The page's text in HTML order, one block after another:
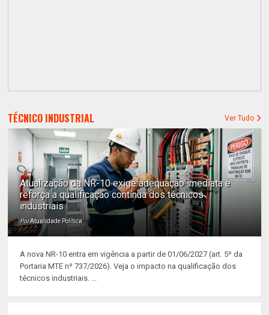
TÉCNICO INDUSTRIAL Ver Tudo
Atualização da NR-10 exige adequação imediata e
reforça a qualificação contínua dos técnicos
industriais
PorAtualidade Política
A nova NR-10 entra em vigência a partir de 01/06/2027 (art. 5º da
Portaria MTE nº 737/2026). Veja o impacto na qualificação dos
técnicos industriais. ...